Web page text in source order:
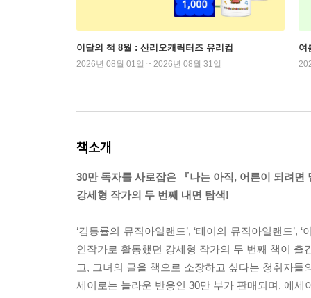
이달의 책 8월 : 산리오캐릭터즈 유리컵
2026년 08월 01일 ~ 2026년 08월 31일
여
책소개
30만 독자를 사로잡은 『나는 아직, 어른이 되려면
강세형 작가의 두 번째 내면 탐색!
‘김동률의 뮤직아일랜드’, ‘테이의 뮤직아일랜드’,
인작가로 활동했던 강세형 작가의 두 번째 책이
고, 그녀의 글을 책으로 소장하고 싶다는 청취자
세이로는 놀라운 반응인 30만 부가 판매되며, 에